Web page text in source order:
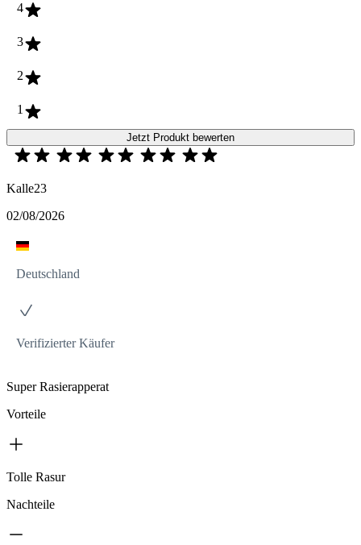
4
3
2
1
Jetzt Produkt bewerten
Kalle23
02/08/2026
Deutschland
Verifizierter Käufer
Super Rasierapperat
Vorteile
Tolle Rasur
Nachteile